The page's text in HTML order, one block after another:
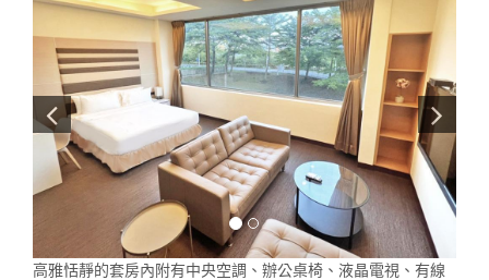
高雅恬靜的套房內附有中央空調、辦公桌椅、液晶電視、有線